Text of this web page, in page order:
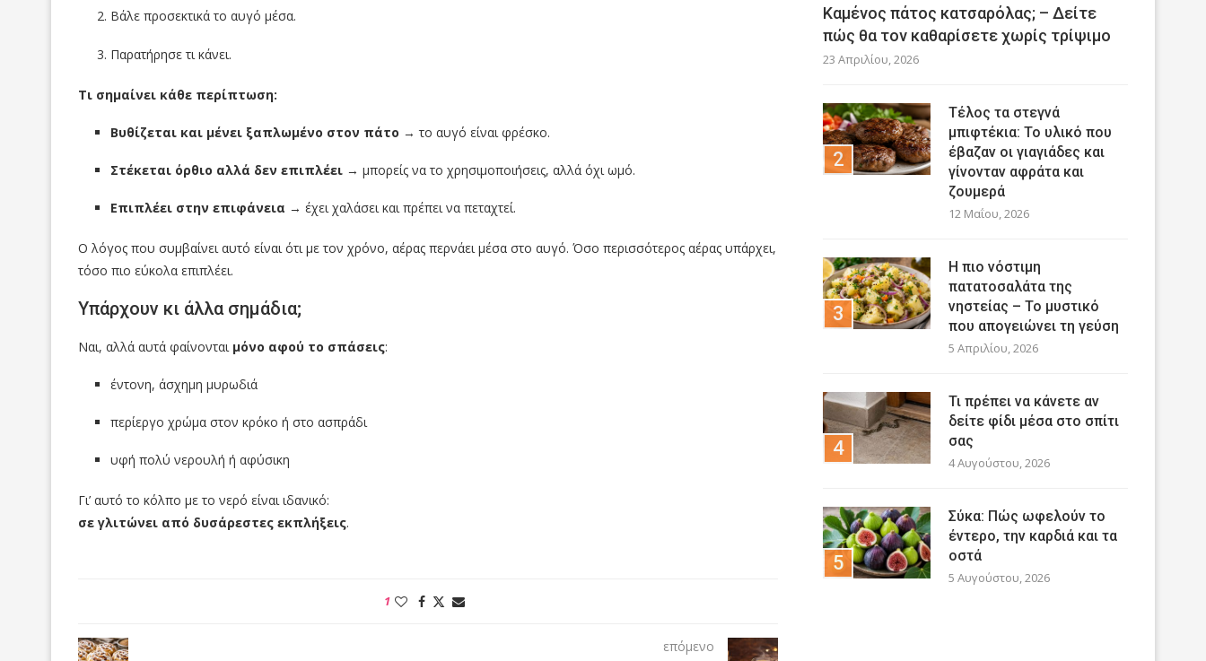
Βάλε προσεκτικά το αυγό μέσα.
Παρατήρησε τι κάνει.
Τι σημαίνει κάθε περίπτωση:
Βυθίζεται και μένει ξαπλωμένο στον πάτο → το αυγό είναι φρέσκο.
Στέκεται όρθιο αλλά δεν επιπλέει → μπορείς να το χρησιμοποιήσεις, αλλά όχι ωμό.
Επιπλέει στην επιφάνεια → έχει χαλάσει και πρέπει να πεταχτεί.
Ο λόγος που συμβαίνει αυτό είναι ότι με τον χρόνο, αέρας περνάει μέσα στο αυγό. Όσο περισσότερος αέρας υπάρχει,
τόσο πιο εύκολα επιπλέει.
Υπάρχουν κι άλλα σημάδια;
Ναι, αλλά αυτά φαίνονται μόνο αφού το σπάσεις:
έντονη, άσχημη μυρωδιά
περίεργο χρώμα στον κρόκο ή στο ασπράδι
υφή πολύ νερουλή ή αφύσικη
Γι’ αυτό το κόλπο με το νερό είναι ιδανικό:
σε γλιτώνει από δυσάρεστες εκπλήξεις.
1
επόμενο
Καμένος πάτος κατσαρόλας; – Δείτε
πώς θα τον καθαρίσετε χωρίς τρίψιμο
23 Απριλίου, 2026
Τέλος τα στεγνά
μπιφτέκια: Το υλικό που
έβαζαν οι γιαγιάδες και
γίνονταν αφράτα και
ζουμερά
12 Μαΐου, 2026
Η πιο νόστιμη
πατατοσαλάτα της
νηστείας – Το μυστικό
που απογειώνει τη γεύση
5 Απριλίου, 2026
Τι πρέπει να κάνετε αν
δείτε φίδι μέσα στο σπίτι
σας
4 Αυγούστου, 2026
Σύκα: Πώς ωφελούν το
έντερο, την καρδιά και τα
οστά
5 Αυγούστου, 2026